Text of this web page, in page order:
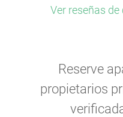
Ver reseñas de
Reserve
propietarios